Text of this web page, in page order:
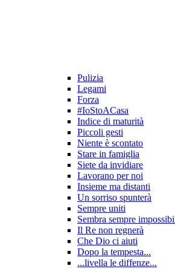
Pulizia
Legami
Forza
#IoStoACasa
Indice di maturità
Piccoli gesti
Niente è scontato
Stare in famiglia
Siete da invidiare
Lavorano per noi
Insieme ma distanti
Un sorriso spunterà
Sempre uniti
Sembra sempre
Il Re non regnerà
Che Dio ci aiuti
Dopo la tempesta...
...livella le diffenze...